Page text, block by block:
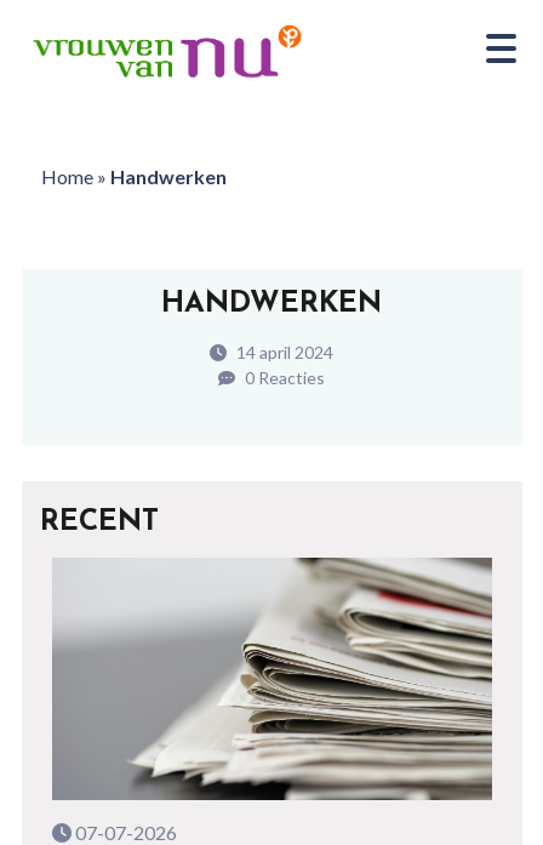
Home» Handwerken
HANDWERKEN
14 april 2024
0 Reacties
RECENT
07-07-2026